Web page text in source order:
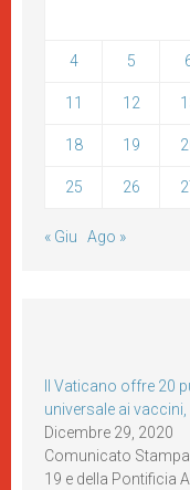
4 5
11 12
18 19
25 26
« Giu Ago »
Il Vaticano offre 20
universale ai
Dicembre 29, 2020
Comunicato
19 e della Pontificia